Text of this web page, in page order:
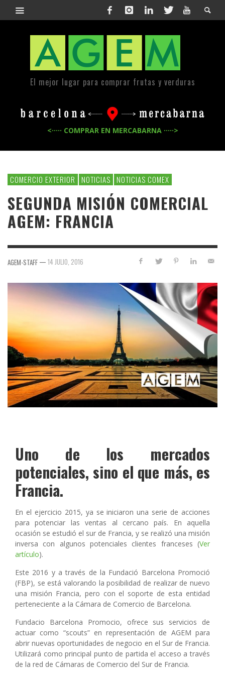
El mejor lugar para comprar frutas y verduras
<····· COMPRAR EN MERCABARNA ·····>
COMERCIO EXTERIOR NOTICIAS NOTICIAS COMEX
SEGUNDA MISIÓN COMERCIAL
AGEM: FRANCIA
AGEM-STAFF — 14 JULIO, 2016
Uno de los mercados
potenciales, sino el que más, es
Francia.
En el ejercicio 2015, ya se iniciaron una serie de acciones
para potenciar las ventas al cercano país. En aquella
ocasión se estudió el sur de Francia, y se realizó una misión
inversa con algunos potenciales clientes franceses (Ver
artículo).
Este 2016 y a través de la Fundació Barcelona Promoció
(FBP), se está valorando la posibilidad de realizar de nuevo
una misión Francia, pero con el soporte de esta entidad
perteneciente a la Cámara de Comercio de Barcelona.
Fundacio Barcelona Promocio, ofrece sus servicios de
actuar como “scouts” en representación de AGEM para
abrir nuevas oportunidades de negocio en el Sur de Francia.
Utilizará como principal punto de partida el acceso a través
de la red de Cámaras de Comercio del Sur de Francia.